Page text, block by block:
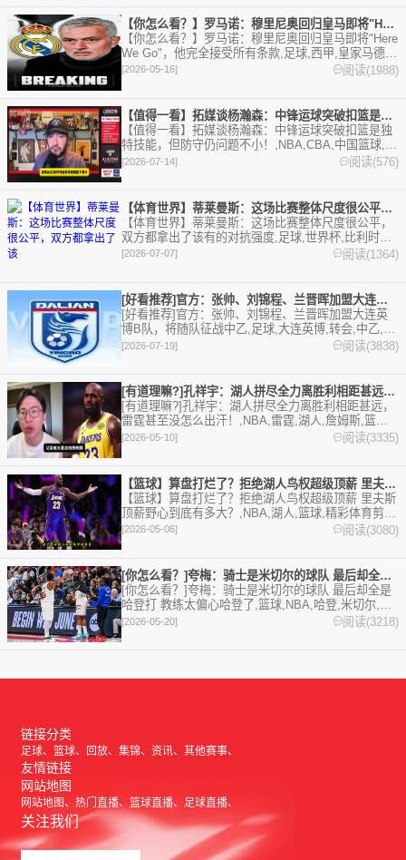
篮球体育资讯。
【你怎么看？】罗马诺：穆里尼奥回归皇马即将"Here We
【你怎么看？】罗马诺：穆里尼奥回归皇马即将"Here
We Go"，他完全接受所有条款,足球,西甲,皇家马德
里,穆里尼奥,本菲卡。欢迎收藏本站，24小时为你更
[2026-05-16] 阅读(1988)
【值得一看】拓媒谈杨瀚森：中锋运球突破扣篮是独特技能，但防守
【值得一看】拓媒谈杨瀚森：中锋运球突破扣篮是独
特技能，但防守仍问题不小！,NBA,CBA,中国篮球,中
国队,开拓者,杨瀚森,中国男篮,篮球,精彩体育剪辑视
频在线播放。本站提供最全的篮球视频足球视频,集
[2026-07-14] 阅读(576)
【体育世界】蒂莱曼斯：这场比赛整体尺度很公平，双方都拿出了该
【体育世界】蒂莱曼斯：这场比赛整体尺度很公平，
双方都拿出了该有的对抗强度,足球,世界杯,比利时。
欢迎收藏本站，24小时为你更新最新的足球，篮球体
[2026-07-07] 阅读(1364)
[好看推荐]官方：张帅、刘锦程、兰晋晖加盟大连英博B队，将随
[好看推荐]官方：张帅、刘锦程、兰晋晖加盟大连英
博B队，将随队征战中乙,足球,大连英博,转会,中乙,中
国足球,大连英博B队。欢迎收藏本站，24小时为你更
[2026-07-19] 阅读(3838)
[有道理嘛?]孔祥宇：湖人拼尽全力离胜利相距甚远，雷霆甚至没
[有道理嘛?]孔祥宇：湖人拼尽全力离胜利相距甚远，
雷霆甚至没怎么出汗！,NBA,雷霆,湖人,詹姆斯,篮球,
精彩体育剪辑视频在线播放。本站提供最全的篮球视
频足球视频,集锦,录像。
[2026-05-10] 阅读(3335)
【篮球】算盘打烂了？拒绝湖人鸟权超级顶薪 里夫斯顶薪野心到底
【篮球】算盘打烂了？拒绝湖人鸟权超级顶薪 里夫斯
顶薪野心到底有多大？,NBA,湖人,篮球,精彩体育剪辑
视频在线播放。本站提供最全的篮球视频足球视频,集
锦,录像。
[2026-05-06] 阅读(3080)
[你怎么看？]夸梅：骑士是米切尔的球队 最后却全是哈登打 教
[你怎么看？]夸梅：骑士是米切尔的球队 最后却全是
哈登打 教练太偏心哈登了,篮球,NBA,哈登,米切尔,骑
士。欢迎收藏本站，24小时为你更新最新的足球，篮
球体育资讯。
[2026-05-20] 阅读(3218)
链接分类
足球 篮球 回放 集锦 资讯 其他赛事
友情链接
网站地图
网站地图 热门直播 篮球直播 足球直播
关注我们